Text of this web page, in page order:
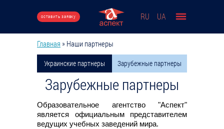
оставить заявку RU UA
Вы здесь
Главная » Наши партнеры
Украинские партнеры Зарубежные партнеры
Зарубежные партнеры
Образовательное агентство "Аспект"
является официальным представителем
ведущих учебных заведений мира.